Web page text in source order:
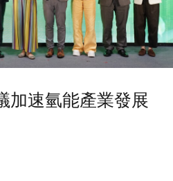
加速氫能產業發展